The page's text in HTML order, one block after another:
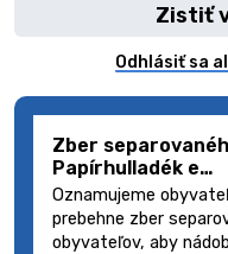
Zistiť
Odhlásiť sa
Zber
Papírhulladék e…
Oznamujeme
prebehne zber
obyvateľov, aby